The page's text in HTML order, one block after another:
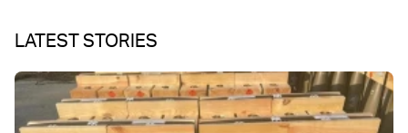
LATEST STORIES